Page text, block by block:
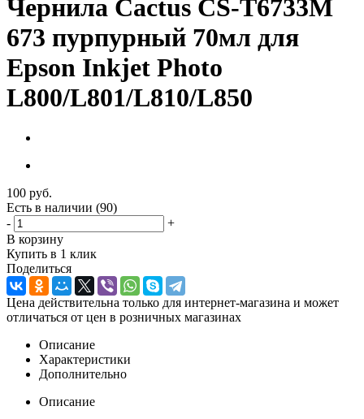
Чернила Cactus CS-T6733M
673 пурпурный 70мл для
Epson Inkjet Photo
L800/L801/L810/L850
100 руб.
Есть в наличии (90)
-
+
В корзину
Купить в 1 клик
Поделиться
Цена действительна только для интернет-магазина и может
отличаться от цен в розничных магазинах
Описание
Характеристики
Дополнительно
Описание